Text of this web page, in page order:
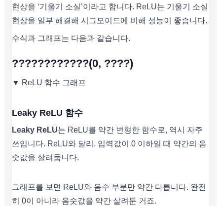
현상을 ‘기울기 소실’이라고 합니다. ReLU는 기울기 소실
현상을 일부 해결해 시그모이드에 비해 성능이 좋습니다.
수식과 그래프는 다음과 같습니다.
????????????(0, ????)
▼ ReLU 함수 그래프
Leaky ReLU 함수
Leaky ReLU는 ReLU를 약간 변형한 함수로, 역시 자주
쓰입니다. ReLU와 달리, 입력값이 0 이하일 때 약간의 음
숫값을 살려둡니다.
그래프를 보면 ReLU와 음수 부분만 약간 다릅니다. 완전
히 0이 아니라 음숫값을 약간 살려둔 거죠.